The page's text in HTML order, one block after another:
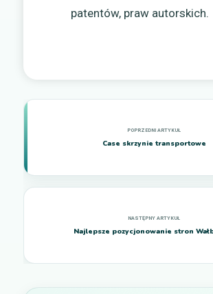
patentów, praw autorskich.
Case skrzynie transportowe
Najlepsze pozycjonowanie stron